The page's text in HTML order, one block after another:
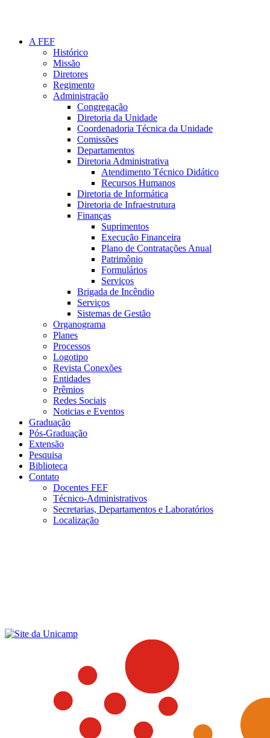
A FEF
Histórico
Missão
Diretores
Regimento
Administração
Congregação
Diretoria da Unidade
Coordenadoria Técnica da Unidade
Comissões
Departamentos
Diretoria Administrativa
Atendimento Técnico Didático
Recursos Humanos
Diretoria de Informática
Diretoria de Infraestrutura
Finanças
Suprimentos
Execução Financeira
Plano de Contratações Anual
Patrimônio
Formulários
Serviços
Brigada de Incêndio
Serviços
Sistemas de Gestão
Organograma
Planes
Processos
Logotipo
Revista Conexões
Entidades
Prêmios
Redes Sociais
Noticias e Eventos
Graduação
Pós-Graduação
Extensão
Pesquisa
Biblioteca
Contato
Docentes FEF
Técnico-Administrativos
Secretarias, Departamentos e Laboratórios
Localização